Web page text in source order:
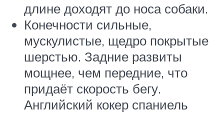
длине доходят до носа собаки.
Конечности сильные,
мускулистые, щедро покрытые
шерстью. Задние развиты
мощнее, чем передние, что
придаёт скорость бегу.
Английский кокер спаниель